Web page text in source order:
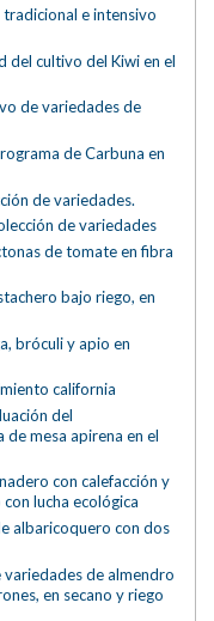
e intensivo
del cultivo del Kiwi en el
de variedades de
de Carbuna en
de variedades.
de variedades
de tomate en fibra
bajo riego, en
bróculi y apio en
california
del
mesa apirena en el
con calefacción y
lucha ecológica
albaricoquero con dos
de almendro
en secano y riego